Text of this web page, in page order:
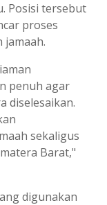
Posisi tersebut
proses
penuh agar
diselesaikan.
sekaligus
Barat,"
digunakan